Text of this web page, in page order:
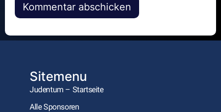
Alternative:
Sitemenu
Judentum – Startseite
Alle Sponsoren